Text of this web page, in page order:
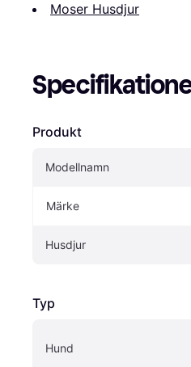
Moser Husdjur
Produkt
Modellnamn
Märke
Husdjur
Typ
Hund